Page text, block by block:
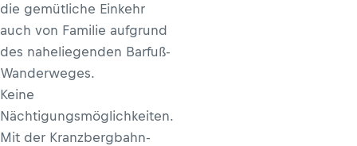
die gemütliche Einkehr
auch von Familie aufgrund
des naheliegenden Barfuß-
Wanderweges.
Keine
Nächtigungsmöglichkeiten.
Mit der Kranzbergbahn-